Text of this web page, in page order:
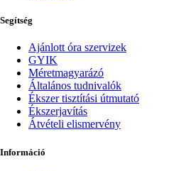
Segítség
Ajánlott óra szervizek
GYIK
Méretmagyarázó
Általános tudnivalók
Ékszer tisztítási útmutató
Ékszerjavítás
Átvételi elismervény
Információ